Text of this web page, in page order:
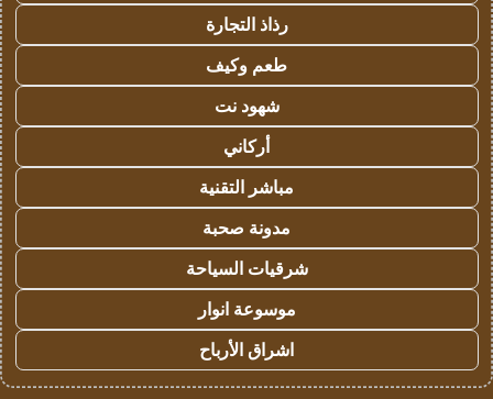
رذاذ التجارة
طعم وكيف
شهود نت
أركاني
مباشر التقنية
مدونة صحبة
شرقيات السياحة
موسوعة انوار
اشراق الأرباح